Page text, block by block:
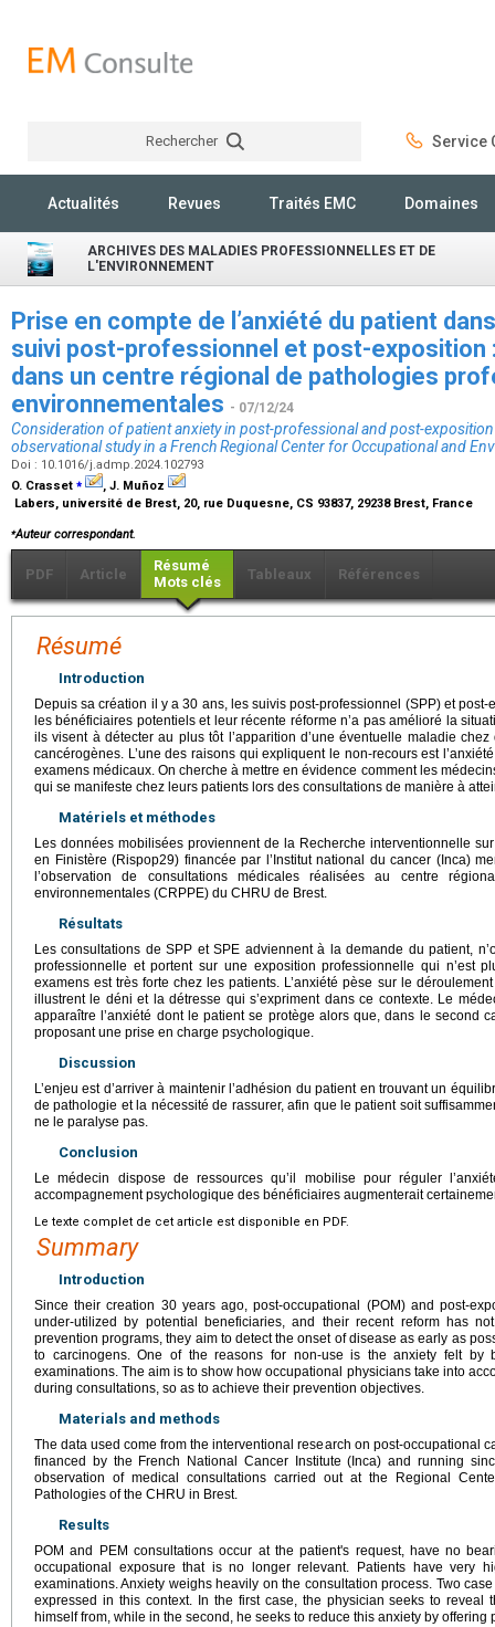
Rechercher Service
Actualités Revues Traités EMC Domaines
ARCHIVES DES MALADIES PROFESSIONNELLES ET DE
L'ENVIRONNEMENT
Prise en compte de l’anxiété du patient
suivi post-professionnel et post-exposition
dans un centre régional de pathologies
environnementales - 07/12/24
Consideration of patient anxiety in post-professional and post-
observational study in a French Regional Center for Occupational and
Doi : 10.1016/j.admp.2024.102793
O. Crasset ⁎
, J. Muñoz
Labers, université de Brest, 20, rue Duquesne, CS 93837, 29238 Brest, France
⁎Auteur correspondant.
PDF Article
Résumé
Mots clés
Tableaux Références
Résumé
Introduction
Depuis sa création il y a 30 ans, les suivis post-professionnel (SPP) et
les bénéficiaires potentiels et leur récente réforme n’a pas amélioré la
ils visent à détecter au plus tôt l’apparition d’une éventuelle maladie
cancérogènes. L’une des raisons qui expliquent le non-recours est
examens médicaux. On cherche à mettre en évidence comment les
qui se manifeste chez leurs patients lors des consultations de manière à
Matériels et méthodes
Les données mobilisées proviennent de la Recherche interventionnelle
en Finistère (Rispop29) financée par l’Institut national du cancer (Inca)
l’observation de consultations médicales réalisées au centre
environnementales (CRPPE) du CHRU de Brest.
Résultats
Les consultations de SPP et SPE adviennent à la demande du patient,
professionnelle et portent sur une exposition professionnelle qui n’est
examens est très forte chez les patients. L’anxiété pèse sur le
illustrent le déni et la détresse qui s’expriment dans ce contexte. Le
apparaître l’anxiété dont le patient se protège alors que, dans le second
proposant une prise en charge psychologique.
Discussion
L’enjeu est d’arriver à maintenir l’adhésion du patient en trouvant un
de pathologie et la nécessité de rassurer, afin que le patient soit
ne le paralyse pas.
Conclusion
Le médecin dispose de ressources qu’il mobilise pour réguler
accompagnement psychologique des bénéficiaires augmenterait
Le texte complet de cet article est disponible en PDF.
Summary
Introduction
Since their creation 30 years ago, post-occupational (POM) and post-
under-utilized by potential beneficiaries, and their recent reform has
prevention programs, they aim to detect the onset of disease as early as
to carcinogens. One of the reasons for non-use is the anxiety felt by
examinations. The aim is to show how occupational physicians take into
during consultations, so as to achieve their prevention objectives.
Materials and methods
The data used come from the interventional research on post-occupational
financed by the French National Cancer Institute (Inca) and running
observation of medical consultations carried out at the Regional
Pathologies of the CHRU in Brest.
Results
POM and PEM consultations occur at the patient's request, have no
occupational exposure that is no longer relevant. Patients have very
examinations. Anxiety weighs heavily on the consultation process. Two
expressed in this context. In the first case, the physician seeks to reveal
himself from, while in the second, he seeks to reduce this anxiety by offering